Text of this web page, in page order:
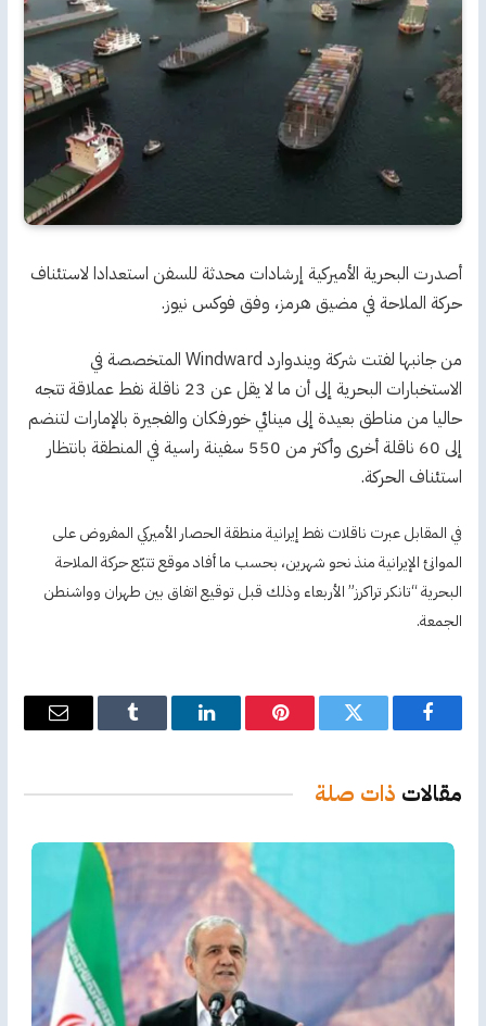
أصدرت البحرية الأميركية إرشادات محدثة للسفن استعدادا لاستئناف
حركة الملاحة في مضيق هرمز، وفق فوكس نيوز.
من جانبها لفتت شركة ويندوارد Windward المتخصصة في
الاستخبارات البحرية إلى أن ما لا يقل عن 23 ناقلة نفط عملاقة تتجه
حاليا من مناطق بعيدة إلى مينائي خورفكان والفجيرة بالإمارات لتنضم
إلى 60 ناقلة أخرى وأكثر من 550 سفينة راسية في المنطقة بانتظار
استئناف الحركة.
في المقابل عبرت ناقلات نفط إيرانية منطقة الحصار الأميركي المفروض على
الموانئ الإيرانية منذ نحو شهرين، بحسب ما أفاد موقع تتبّع حركة الملاحة
البحرية “تانكر تراكرز” الأربعاء وذلك قبل توقيع اتفاق بين طهران وواشنطن
الجمعة.
فيسبوك تويتر بينتيريستلينكدإن Tumblr
البريد
مقالات ذات صلة